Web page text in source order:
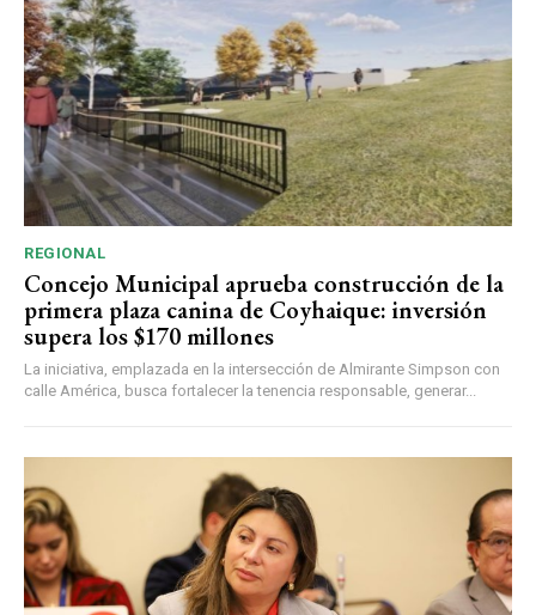
REGIONAL
Concejo Municipal aprueba construcción de la
primera plaza canina de Coyhaique: inversión
supera los $170 millones
La iniciativa, emplazada en la intersección de Almirante Simpson con
calle América, busca fortalecer la tenencia responsable, generar...